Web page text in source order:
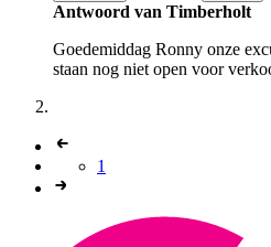
Antwoord van Timberholt
Goedemiddag Ronny onze
staan nog niet open voor
1